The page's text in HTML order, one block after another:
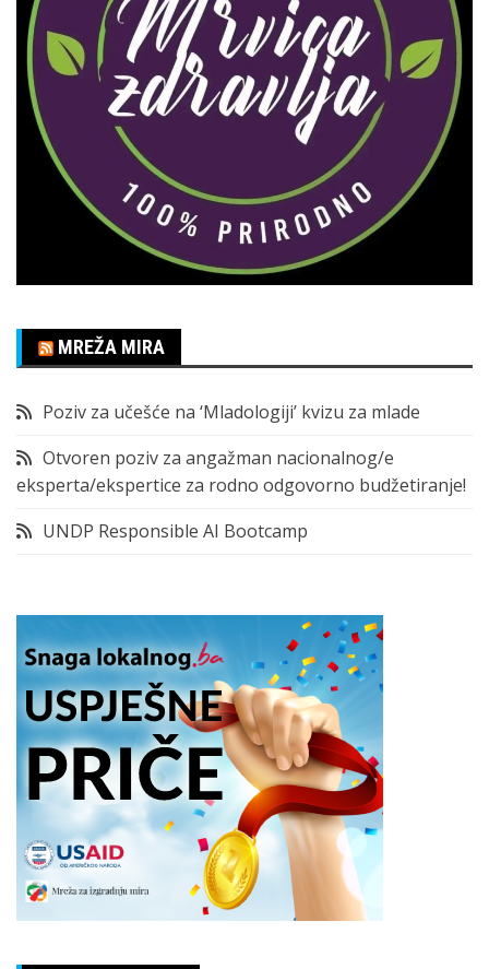
MREŽA MIRA
Poziv za učešće na ‘Mladologiji’ kvizu za mlade
Otvoren poziv za angažman nacionalnog/e
eksperta/ekspertice za rodno odgovorno budžetiranje!
UNDP Responsible AI Bootcamp